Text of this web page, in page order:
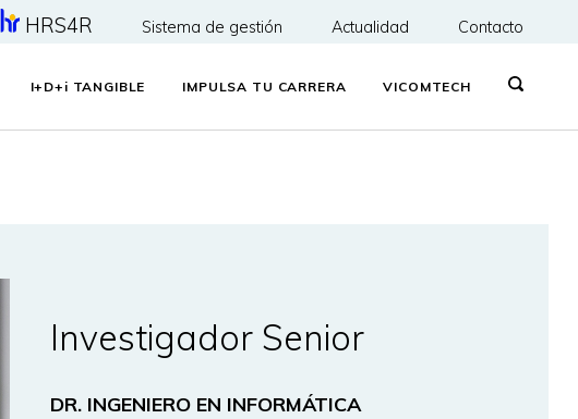
HRS4R Sistema de gestión Actualidad Contacto
I+D+ i TANGIBLE IMPULSA TU CARRERA VICOMTECH
Investigador Senior
DR. INGENIERO EN INFORMÁTICA